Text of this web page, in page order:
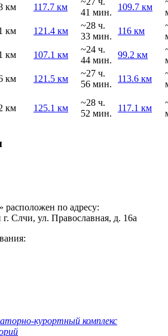
км 117.7 км
41 мин.
109.7 км
км 121.4 км
~28 ч.
33 мин.
116 км
км 107.1 км
~24 ч.
44 мин.
99.2 км
км 121.5 км
~27 ч.
56 мин.
113.6 км
км 125.1 км
~28 ч.
52 мин.
117.1 км
расположен по адресу:
Слчи, ул. Православная, д. 16а
курортный комплекс